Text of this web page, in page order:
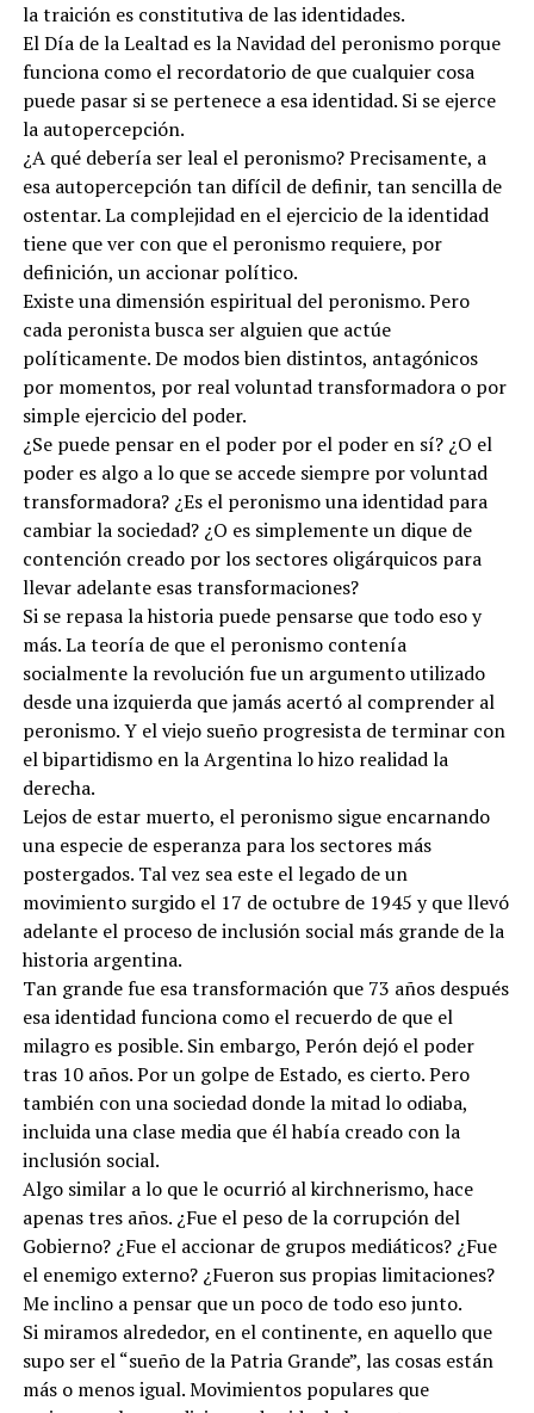
la traición es constitutiva de las identidades.
El Día de la Lealtad es la Navidad del peronismo porque
funciona como el recordatorio de que cualquier cosa
puede pasar si se pertenece a esa identidad. Si se ejerce
la autopercepción.
¿A qué debería ser leal el peronismo? Precisamente, a
esa autopercepción tan difícil de definir, tan sencilla de
ostentar. La complejidad en el ejercicio de la identidad
tiene que ver con que el peronismo requiere, por
definición, un accionar político.
Existe una dimensión espiritual del peronismo. Pero
cada peronista busca ser alguien que actúe
políticamente. De modos bien distintos, antagónicos
por momentos, por real voluntad transformadora o por
simple ejercicio del poder.
¿Se puede pensar en el poder por el poder en sí? ¿O el
poder es algo a lo que se accede siempre por voluntad
transformadora? ¿Es el peronismo una identidad para
cambiar la sociedad? ¿O es simplemente un dique de
contención creado por los sectores oligárquicos para
llevar adelante esas transformaciones?
Si se repasa la historia puede pensarse que todo eso y
más. La teoría de que el peronismo contenía
socialmente la revolución fue un argumento utilizado
desde una izquierda que jamás acertó al comprender al
peronismo. Y el viejo sueño progresista de terminar con
el bipartidismo en la Argentina lo hizo realidad la
derecha.
Lejos de estar muerto, el peronismo sigue encarnando
una especie de esperanza para los sectores más
postergados. Tal vez sea este el legado de un
movimiento surgido el 17 de octubre de 1945 y que llevó
adelante el proceso de inclusión social más grande de la
historia argentina.
Tan grande fue esa transformación que 73 años después
esa identidad funciona como el recuerdo de que el
milagro es posible. Sin embargo, Perón dejó el poder
tras 10 años. Por un golpe de Estado, es cierto. Pero
también con una sociedad donde la mitad lo odiaba,
incluida una clase media que él había creado con la
inclusión social.
Algo similar a lo que le ocurrió al kirchnerismo, hace
apenas tres años. ¿Fue el peso de la corrupción del
Gobierno? ¿Fue el accionar de grupos mediáticos? ¿Fue
el enemigo externo? ¿Fueron sus propias limitaciones?
Me inclino a pensar que un poco de todo eso junto.
Si miramos alrededor, en el continente, en aquello que
supo ser el “sueño de la Patria Grande”, las cosas están
más o menos igual. Movimientos populares que